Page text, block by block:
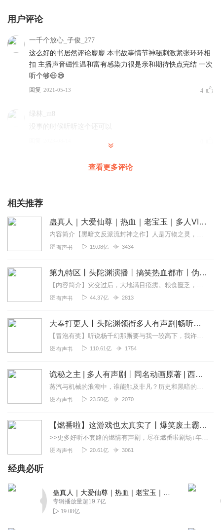
用户评论
一千个放心_子俊_277
这么好的书居然评论廖廖 本书故事情节神秘刺激紧张环环相
扣 主播声音磁性温和富有感染力很是亲和期待快点完结 一次
听个够😄😄
回复 2021-05-13 4
绿林_m8
没事的时候听听这个还可以
我这么跟你算一层二十章你前半段就12阶境界，算你每阶3层
起码要600章+才有望元婴，更何况成就真仙？简直是做梦！
成仙最起码要1000章+，而且你这就500多章，就算你后面赶
进度也顶天元婴，除非你烂尾否则成仙基本不可能
丨渡劫期大修士丨
反复描述，主题不明，絮絮叨叨都不知道表达什么，各种天
写在主题上
2023-09-13
主人翁叫什么姓什么都听不清
2022-03-15
小说我听了一百五十集基本大都在讲主角修炼，练级、学习
查看更多评论
相关推荐
蛊真人｜大爱仙尊｜热血｜老宝玉｜多人VIP免费有声剧
内容简介【黑暗文反派流封神之作】人是万物之灵，蛊是天地真精。一个穿越者不断重生的故事。一个养蛊、炼蛊、用蛊的奇特世界。配音组（男角色）老宝玉旁白...
有声书 19.08亿 3434
第九特区丨头陀渊演播丨搞笑热血都市丨伪戒丨VIP免费多人有声剧
【内容简介】灾变过后，大地满目疮痍。粮食匮乏，资源紧俏，局势混乱……一位从待规划区杀出来的青年，背对着漫天黄沙，孤身来到九区谋生，却不曾想偶然结识三五好友，一念...
有声书 44.37亿 2813
大奉打更人丨头陀渊领衔多人有声剧|畅听全集|王鹤棣、田曦薇主演影视剧原著|卖报小郎君
【冒泡有奖】听说杨千幻那厮要与我一较高下，我许七安要开始装叉了！快进入声音播放页戳下方输入框，冒个泡偷偷告诉我，我要用哪些诗词才能胜过他？说得好的，有赏！202...
有声书 110.61亿 1754
诡秘之主 | 多人有声剧丨同名动画原著 | 西幻克苏鲁 | 乌贼作品
蒸汽与机械的浪潮中，谁能触及非凡？历史和黑暗的迷雾里，又是谁在耳语？我从诡秘中醒来，睁眼看见这个世界：枪械，大炮，巨舰，飞空艇，差分机；魔药，占卜，诅咒，倒吊人...
有声书 23.50亿 2070
【燃番啦】这游戏也太真实了丨爆笑废土霸榜神作丨紫襟剧社制作
>>更多好听不套路的燃情有声剧，尽在燃番啦剧场↓年度重磅推荐本专辑为VIP免费专辑每天上午10点5集更新，订阅可以听到最新内容哦！每周抽一个专辑五星优质评论送...
有声书 20.61亿 3061
经典必听
专辑播放量超19.7亿
19.08亿